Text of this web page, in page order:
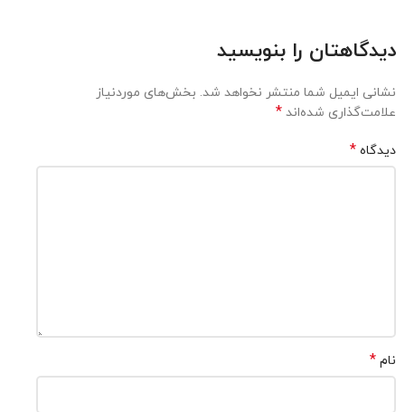
دیدگاهتان را بنویسید
نشانی ایمیل شما منتشر نخواهد شد. بخش‌های موردنیاز
علامت‌گذاری شده‌اند *
دیدگاه *
نام *